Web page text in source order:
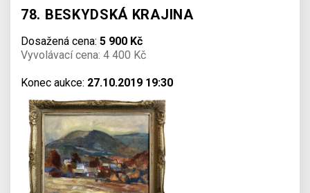
78. BESKYDSKÁ KRAJINA
Dosažená cena: 5 900 Kč
Vyvolávací cena: 4 400 Kč
Konec aukce: 27.10.2019 19:30